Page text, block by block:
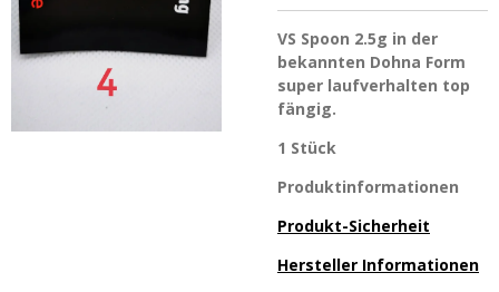
VS Spoon 2.5g in der
bekannten Dohna Form
super laufverhalten top
fängig.
1 Stück
Produktinformationen
Produkt-Sicherheit
Hersteller Informationen